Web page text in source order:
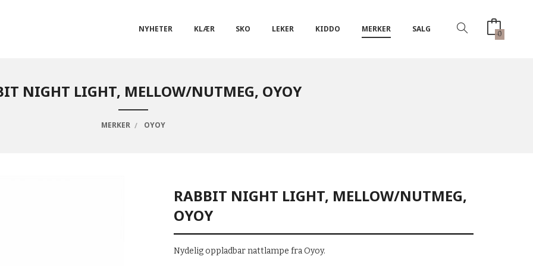
NYHETER KLÆR SKO LEKER KIDDO MERKER SALG 0
NIGHT LIGHT, MELLOW/NUTMEG, OYOY
MERKER OYOY
RABBIT NIGHT LIGHT, MELLOW/NUTMEG,
OYOY
Nydelig oppladbar nattlampe fra Oyoy.